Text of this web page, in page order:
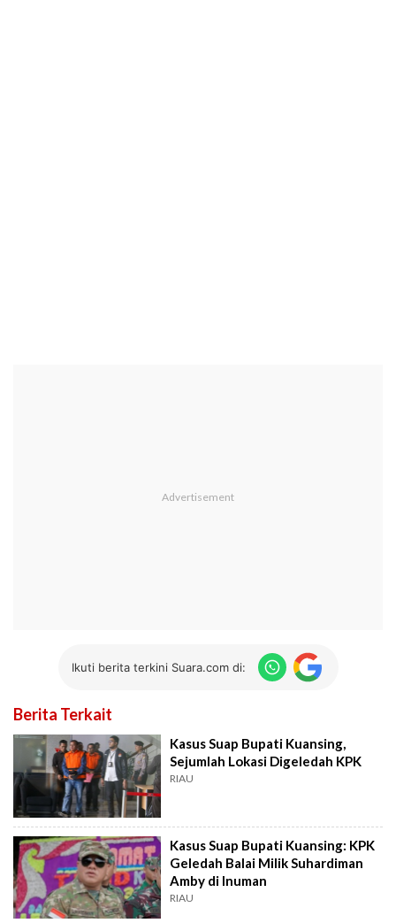
Ikuti berita terkini Suara.com di:
Berita Terkait
Kasus Suap Bupati Kuansing,
Sejumlah Lokasi Digeledah KPK
RIAU
Kasus Suap Bupati Kuansing: KPK
Geledah Balai Milik Suhardiman
Amby di Inuman
RIAU